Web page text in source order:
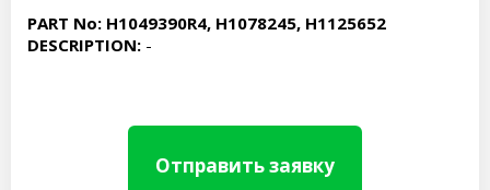
PART No: H1049390R4, H1078245, H1125652
DESCRIPTION: -
Отправить заявку